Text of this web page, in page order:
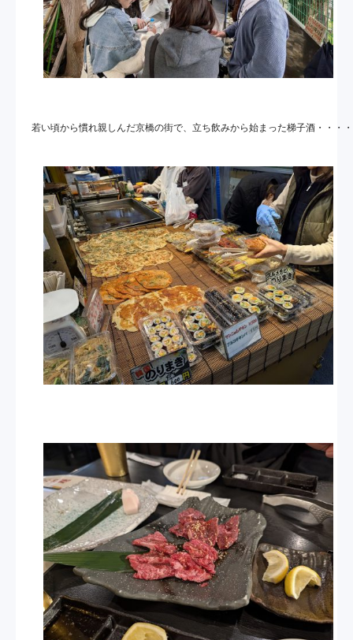
​若い頃から慣れ親しんだ京橋の街で、立ち飲みから始まった梯子酒・・・・